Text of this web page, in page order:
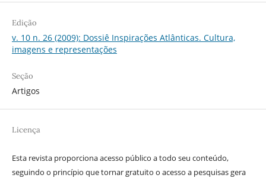
Edição
v. 10 n. 26 (2009): Dossiê Inspirações Atlânticas. Cultura,
imagens e representações
Seção
Artigos
Licença
Esta revista proporciona acesso público a todo seu conteúdo,
seguindo o princípio que tornar gratuito o acesso a pesquisas gera